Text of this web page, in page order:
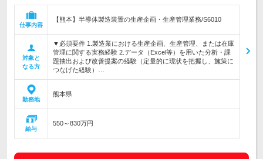
仕事内容
【熊本】半導体製造装置の生産企画・生産管理業務/S6010
対象と
なる方
▼必須要件 1.製造業における生産企画、生産管理、または在庫
管理に関する実務経験 2.データ（Excel等）を用いた分析・課
題抽出および改善提案の経験（定量的に現状を把握し、施策に
つなげた経験）…
勤務地
熊本県
給与
550～830万円